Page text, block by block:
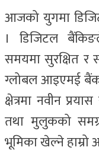
आजको युगमा
। डिजिटल
समयमा सुरक्षित
ग्लोबल आइएमई
क्षेत्रमा नवीन
तथा मुलुकको
भूमिका खेल्ने हाम्रो